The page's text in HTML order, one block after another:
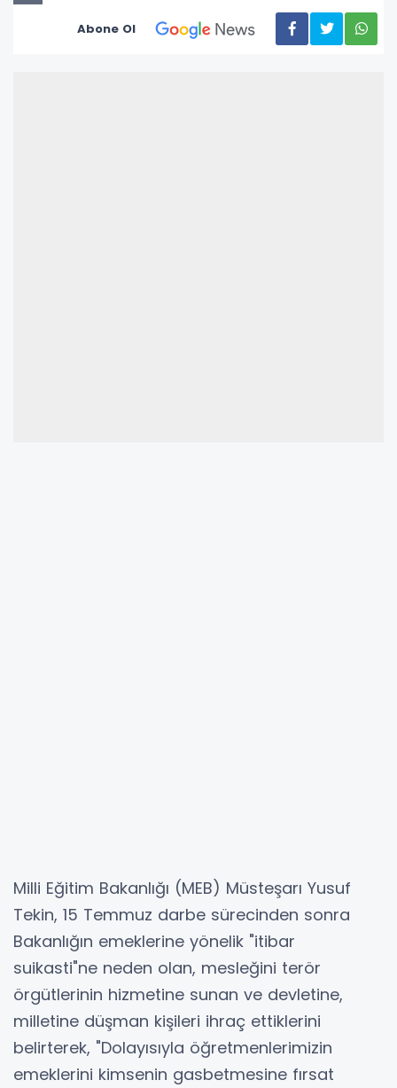
Abone Ol
Milli Eğitim Bakanlığı (MEB) Müsteşarı Yusuf
Tekin, 15 Temmuz darbe sürecinden sonra
Bakanlığın emeklerine yönelik "itibar
suikasti"ne neden olan, mesleğini terör
örgütlerinin hizmetine sunan ve devletine,
milletine düşman kişileri ihraç ettiklerini
belirterek, "Dolayısıyla öğretmenlerimizin
emeklerini kimsenin gasbetmesine fırsat